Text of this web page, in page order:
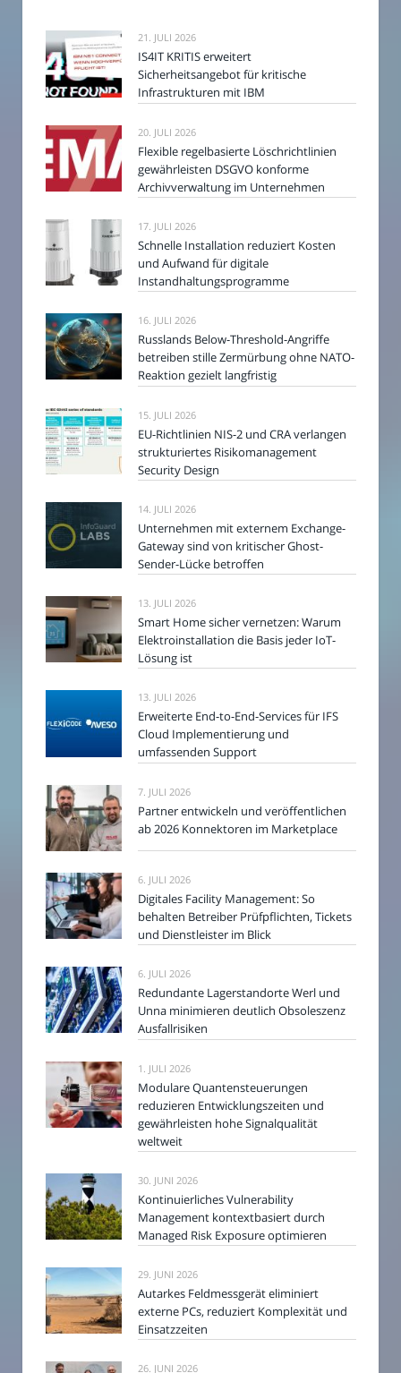
21. JULI 2026
IS4IT KRITIS erweitert
Sicherheitsangebot für kritische
Infrastrukturen mit IBM
20. JULI 2026
Flexible regelbasierte Löschrichtlinien
gewährleisten DSGVO konforme
Archivverwaltung im Unternehmen
17. JULI 2026
Schnelle Installation reduziert Kosten
und Aufwand für digitale
Instandhaltungsprogramme
16. JULI 2026
Russlands Below-Threshold-Angriffe
betreiben stille Zermürbung ohne NATO-
Reaktion gezielt langfristig
15. JULI 2026
EU-Richtlinien NIS-2 und CRA verlangen
strukturiertes Risikomanagement
Security Design
14. JULI 2026
Unternehmen mit externem Exchange-
Gateway sind von kritischer Ghost-
Sender-Lücke betroffen
13. JULI 2026
Smart Home sicher vernetzen: Warum
Elektroinstallation die Basis jeder IoT-
Lösung ist
13. JULI 2026
Erweiterte End-to-End-Services für IFS
Cloud Implementierung und
umfassenden Support
7. JULI 2026
Partner entwickeln und veröffentlichen
ab 2026 Konnektoren im Marketplace
6. JULI 2026
Digitales Facility Management: So
behalten Betreiber Prüfpflichten, Tickets
und Dienstleister im Blick
6. JULI 2026
Redundante Lagerstandorte Werl und
Unna minimieren deutlich Obsoleszenz
Ausfallrisiken
1. JULI 2026
Modulare Quantensteuerungen
reduzieren Entwicklungszeiten und
gewährleisten hohe Signalqualität
weltweit
30. JUNI 2026
Kontinuierliches Vulnerability
Management kontextbasiert durch
Managed Risk Exposure optimieren
29. JUNI 2026
Autarkes Feldmessgerät eliminiert
externe PCs, reduziert Komplexität und
Einsatzzeiten
26. JUNI 2026